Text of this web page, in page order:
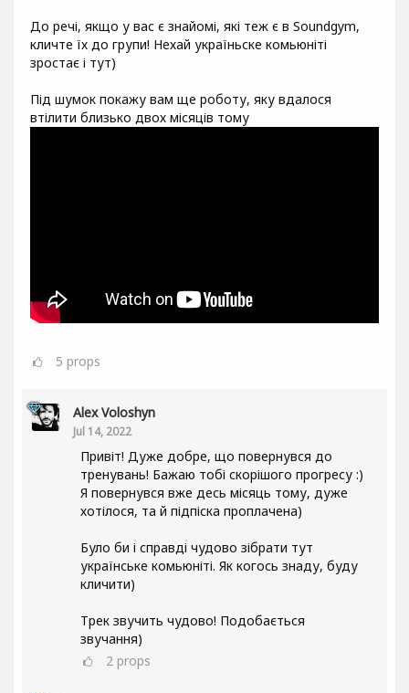
До речі, якщо у вас є знайомі, які теж є в Soundgym,
кличте їх до групи! Нехай україньске комьюніті
зростає і тут)
Під шумок покажу вам ще роботу, яку вдалося
втілити близько двох місяців тому
5 props
Alex Voloshyn
Jul 14, 2022
Привіт! Дуже добре, що повернувся до
тренувань! Бажаю тобі скорішого прогресу :)
Я повернувся вже десь місяць тому, дуже
хотілося, та й підпіска проплачена)
Було би і справді чудово зібрати тут
українське комьюніті. Як когось знаду, буду
кличити)
Трек звучить чудово! Подобається
звучання)
2 props